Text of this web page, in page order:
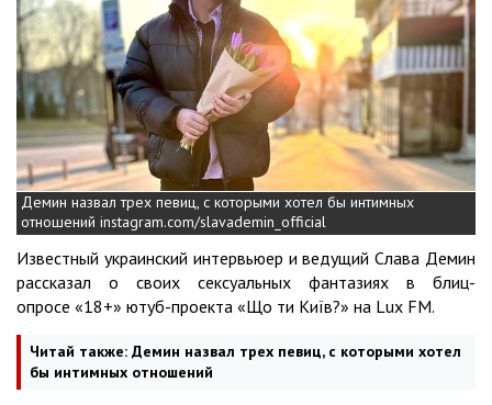
Демин назвал трех певиц, с которыми хотел бы интимных
отношений instagram.com/slavademin_official
Известный украинский интервьюер и ведущий Слава Демин
рассказал о своих сексуальных фантазиях в блиц-
опросе «18+» ютуб-проекта «Що ти Київ?» на Lux FM.
Читай также: Демин назвал трех певиц, с которыми хотел
бы интимных отношений